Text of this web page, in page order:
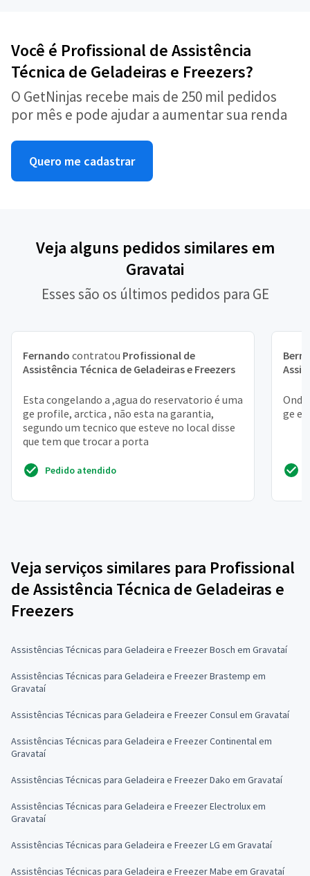
Você é Profissional de Assistência
Técnica de Geladeiras e Freezers?
O GetNinjas recebe mais de 250 mil pedidos
por mês e pode ajudar a aumentar sua renda
Quero me cadastrar
Veja alguns pedidos similares em
Gravatai
Esses são os últimos pedidos para GE
Fernando contratou Profissional de
Assistência Técnica de Geladeiras e Freezers
Esta congelando a ,agua do reservatorio é uma
ge profile, arctica , não esta na garantia,
segundo um tecnico que esteve no local disse
que tem que trocar a porta
Pedido atendido
ge
Veja serviços similares para Profissional
de Assistência Técnica de Geladeiras e
Freezers
Assistências Técnicas para Geladeira e Freezer Bosch em Gravataí
Assistências Técnicas para Geladeira e Freezer Brastemp em
Gravataí
Assistências Técnicas para Geladeira e Freezer Consul em Gravataí
Assistências Técnicas para Geladeira e Freezer Continental em
Gravataí
Assistências Técnicas para Geladeira e Freezer Dako em Gravataí
Assistências Técnicas para Geladeira e Freezer Electrolux em
Gravataí
Assistências Técnicas para Geladeira e Freezer LG em Gravataí
Assistências Técnicas para Geladeira e Freezer Mabe em Gravataí